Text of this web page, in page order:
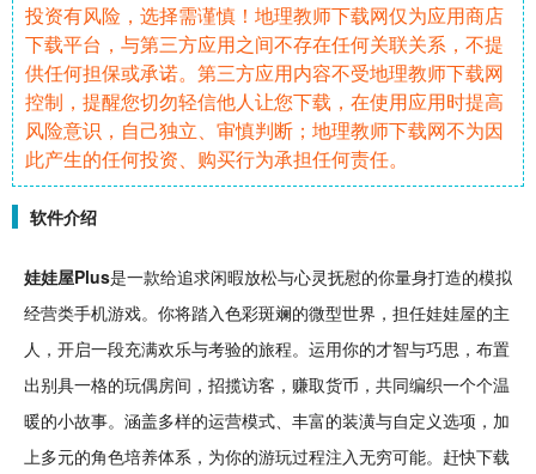
投资有风险，选择需谨慎！地理教师下载网仅为应用商店
下载平台，与第三方应用之间不存在任何关联关系，不提
供任何担保或承诺。第三方应用内容不受地理教师下载网
控制，提醒您切勿轻信他人让您下载，在使用应用时提高
风险意识，自己独立、审慎判断；地理教师下载网不为因
此产生的任何投资、购买行为承担任何责任。
软件介绍
娃娃屋Plus是一款给追求闲暇放松与心灵抚慰的你量身打造的模拟
经营类手机游戏。你将踏入色彩斑斓的微型世界，担任娃娃屋的主
人，开启一段充满欢乐与考验的旅程。运用你的才智与巧思， 布置
出别具一格的玩偶房间 ，招揽访客，赚取货币，共同编织一个个温
暖的小故事。涵盖多样的运营模式、丰富的装潢与自定义选项，加
上多元的角色培养体系，为你的游玩过程注入无穷可能。赶快下载